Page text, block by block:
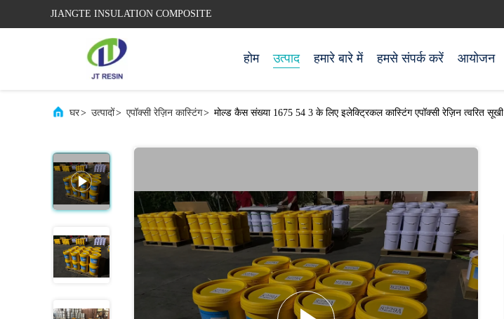
JIANGTE INSULATION COMPOSITE
होम उत्पाद हमारे बारे में हमसे संपर्क करें आयोजन
घर> उत्पादों> एपॉक्सी रेज़िन कास्टिंग> मोल्ड कैस संख्या 1675 54 3 के लिए इलेक्ट्रिकल कास्टिंग एपॉक्सी रेज़िन त्वरित सूखी